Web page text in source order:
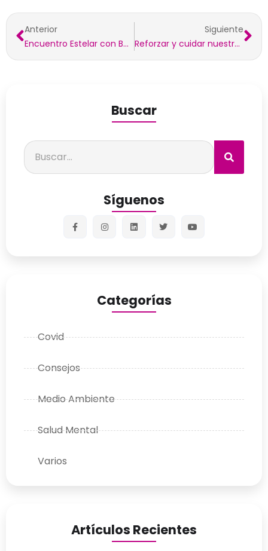
Anterior
Encuentro Estelar con Bernardo Guarachi
Siguiente
Reforzar y cuidar nuestros pulmones es muy necesario
Buscar
Síguenos
Categorías
Covid
Consejos
Medio Ambiente
Salud Mental
Varios
Artículos Recientes